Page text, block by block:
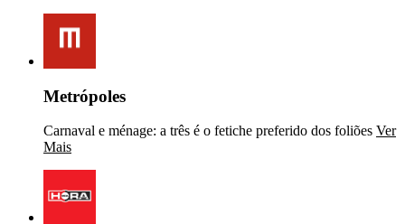
Metrópoles
Carnaval e ménage: a três é o fetiche preferido dos foliões Ver
Mais